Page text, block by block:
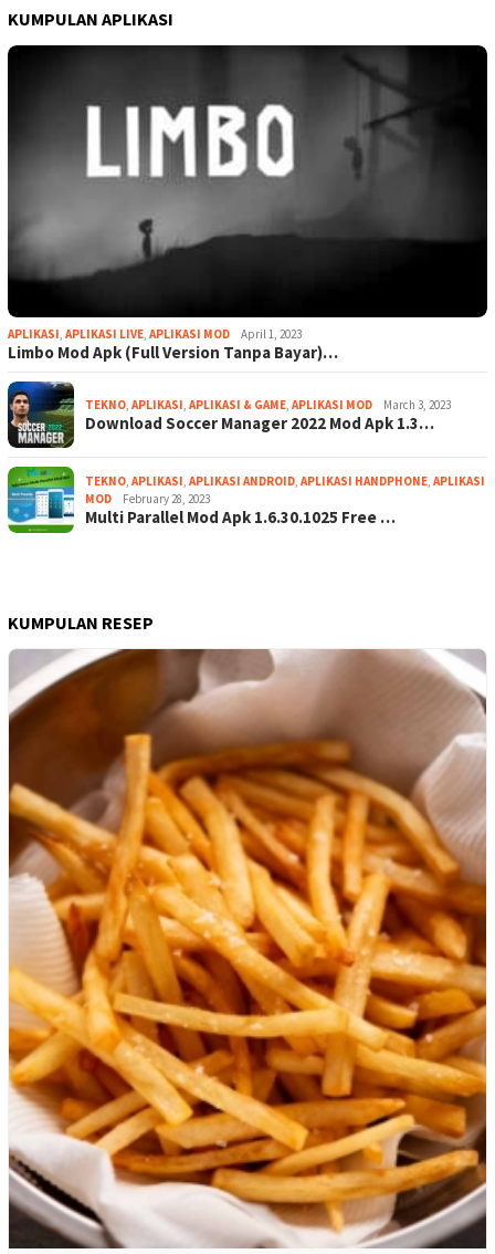
KUMPULAN APLIKASI
APLIKASI APLIKASI LIVE APLIKASI MOD April 1, 2023
Limbo Mod Apk (Full Version Tanpa Bayar)…
TEKNO APLIKASI APLIKASI & GAME APLIKASI MOD March 3, 2023
Download Soccer Manager 2022 Mod Apk 1.3…
TEKNO APLIKASI APLIKASI ANDROID APLIKASI HANDPHONE APLIKASI
MOD
February 28, 2023
Multi Parallel Mod Apk 1.6.30.1025 Free …
KUMPULAN RESEP